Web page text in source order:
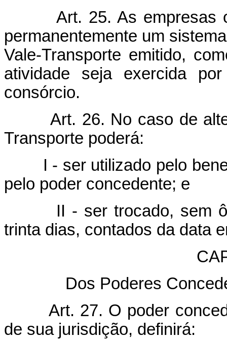
Art. 25. As empresas
permanentemente um
Vale-Transporte emitido,
atividade seja exercida
consórcio.
Art. 26. No caso de
Transporte poderá:
I - ser utilizado pelo
pelo poder concedente; e
II - ser trocado, sem
trinta dias, contados da data
Dos Poderes
Art. 27. O poder
de sua jurisdição, definirá: